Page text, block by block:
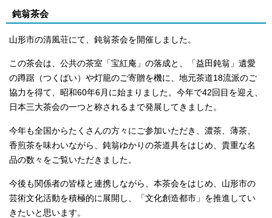
鈍翁茶会
山形市の清風荘にて、鈍翁茶会を開催しました。
この茶会は、公共の茶室「宝紅庵」の落成と、「益田鈍翁」遺愛
の蹲踞（つくばい）や灯籠のご寄贈を機に、地元茶道18流派のご
協力を得て、昭和60年6月に始まりました。今年で42回目を迎え、
日本三大茶会の一つと称されるまで発展してきました。
今年も全国からたくさんの方々にご参加いただき、濃茶、薄茶、
香煎茶を味わいながら、鈍翁ゆかりの茶道具をはじめ、貴重な名
品の数々をご覧いただきました。
今後も関係者の皆様と連携しながら、本茶会をはじめ、山形市の
芸術文化活動を積極的に展開し、「文化創造都市」を推進してい
きたいと思います。